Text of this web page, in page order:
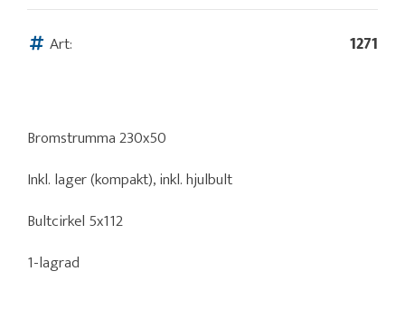
Art: 1271
Bromstrumma 230x50
Inkl. lager (kompakt), inkl. hjulbult
Bultcirkel 5x112
1-lagrad